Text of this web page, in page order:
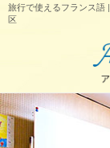
旅行で使えるフランス
区